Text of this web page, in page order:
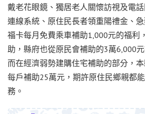
戴老花眼鏡、獨居老人關懷訪視及電
連線系統、原住民長者領重陽禮金、
福卡每月免費乘車補助1,000元的福利
助，縣府也從原民會補助的3萬6,000
而在經濟弱勢建購住宅補助的部分，
每戶補助25萬元，期許原住民鄉親都
務。